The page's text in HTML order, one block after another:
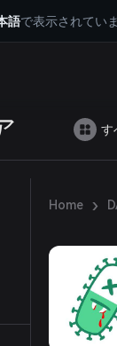
語で表示されていま
す
Home ›